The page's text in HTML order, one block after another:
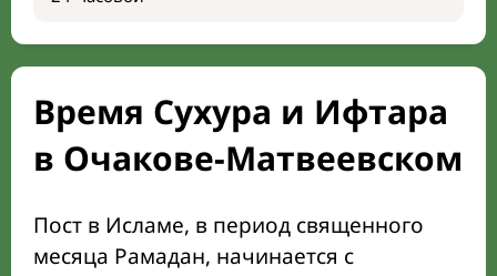
Время Сухура и Ифтара
в Очакове-Матвеевском
Пост в Исламе, в период священного
месяца Рамадан, начинается с